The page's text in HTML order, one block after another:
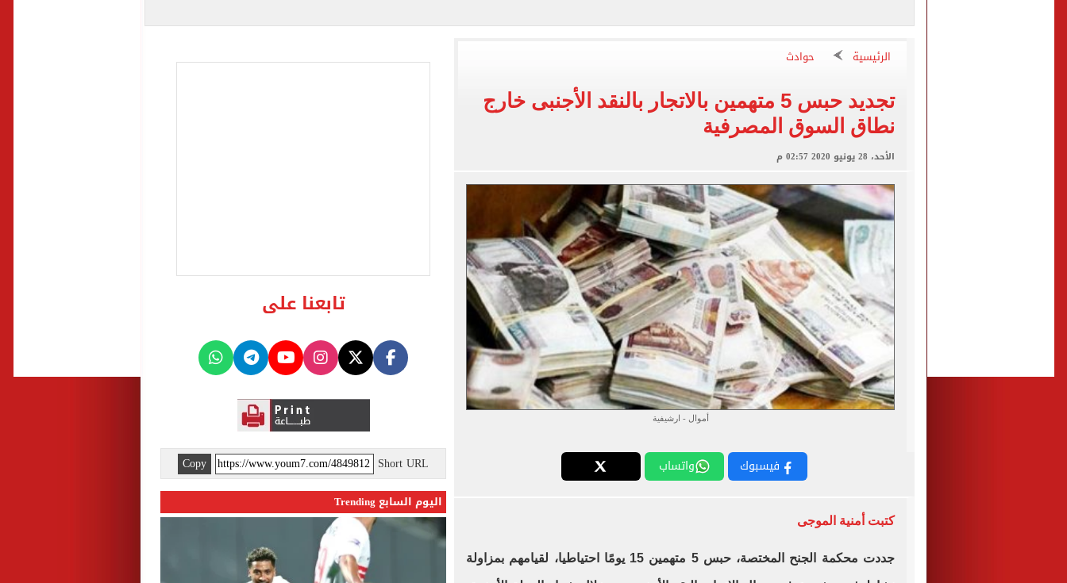
قفزة أعادت الزمن الجميل.. رأسية وائل جمعة فى مران الأهلي تستحضر أمجاد الصخرة
تسجيل الرغبات مجانا.. معامل تنسيق الجامعات تستقبل طلاب المرحلة الأولى
مشاهد ساحرة على شاطئ رأس البر في أجواء صيفية مميزة.. فيديو
الكشف عن قصر محمد صلاح الفاخر فى طرابزون.. صور
الرئيسية حوادث
تجديد حبس 5 متهمين بالاتجار بالنقد الأجنبى خارج
نطاق السوق المصرفية
الأحد، 28 يونيو 2020 02:57 م
أموال - ارشيفية
فيسبوك واتساب
كتبت أمنية الموجى
جددت محكمة الجنح المختصة، حبس 5 متهمين 15 يومًا احتياطيا، لقيامهم بمزاولة
تابعنا على
Short URL
Copy
اليوم السابع Trending